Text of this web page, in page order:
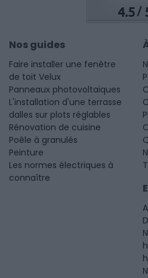
4.5 /
Nos guides
Faire installer une fenêtre
de toit Velux
Panneaux photovoltaïques
L'installation d'une terrasse
dalles sur plots réglables
Rénovation de cuisine
Poêle à granulés
Peinture
Les normes électriques à
connaître